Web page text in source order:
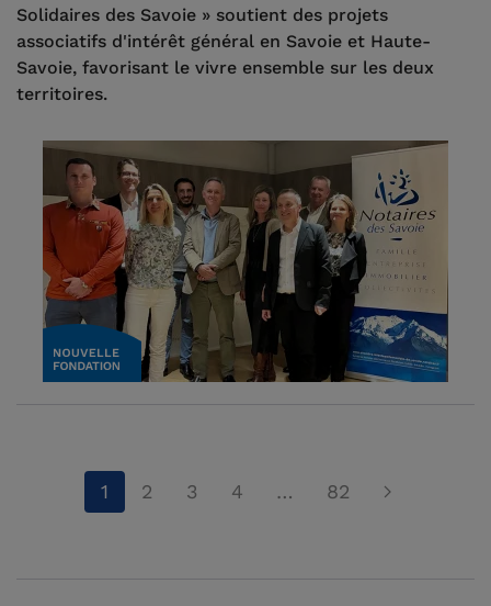
Solidaires des Savoie » soutient des projets
associatifs d'intérêt général en Savoie et Haute-
Savoie, favorisant le vivre ensemble sur les deux
territoires.
1 2 3 4 … 82